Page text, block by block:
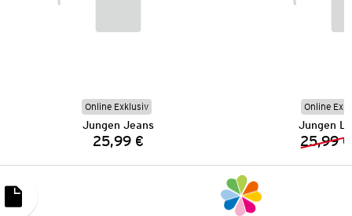
Online Exklusiv
Jungen Jeans
Preis:
25,99 €
Online
Jungen
25,99 €